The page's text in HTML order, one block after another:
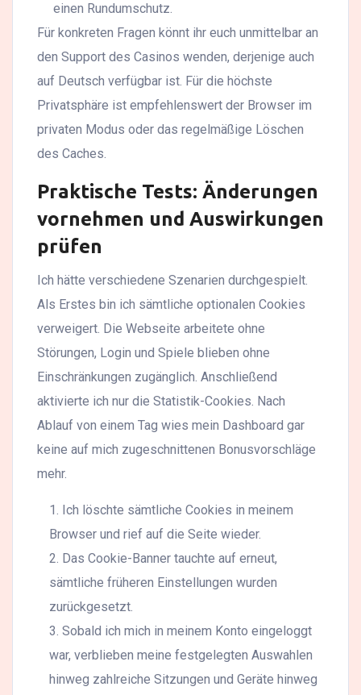
einen Rundumschutz.
Für konkreten Fragen könnt ihr euch unmittelbar an
den Support des Casinos wenden, derjenige auch
auf Deutsch verfügbar ist. Für die höchste
Privatsphäre ist empfehlenswert der Browser im
privaten Modus oder das regelmäßige Löschen
des Caches.
Praktische Tests: Änderungen
vornehmen und Auswirkungen
prüfen
Ich hätte verschiedene Szenarien durchgespielt.
Als Erstes bin ich sämtliche optionalen Cookies
verweigert. Die Webseite arbeitete ohne
Störungen, Login und Spiele blieben ohne
Einschränkungen zugänglich. Anschließend
aktivierte ich nur die Statistik-Cookies. Nach
Ablauf von einem Tag wies mein Dashboard gar
keine auf mich zugeschnittenen Bonusvorschläge
mehr.
Ich löschte sämtliche Cookies in meinem
Browser und rief auf die Seite wieder.
Das Cookie-Banner tauchte auf erneut,
sämtliche früheren Einstellungen wurden
zurückgesetzt.
Sobald ich mich in meinem Konto eingeloggt
war, verblieben meine festgelegten Auswahlen
hinweg zahlreiche Sitzungen und Geräte hinweg